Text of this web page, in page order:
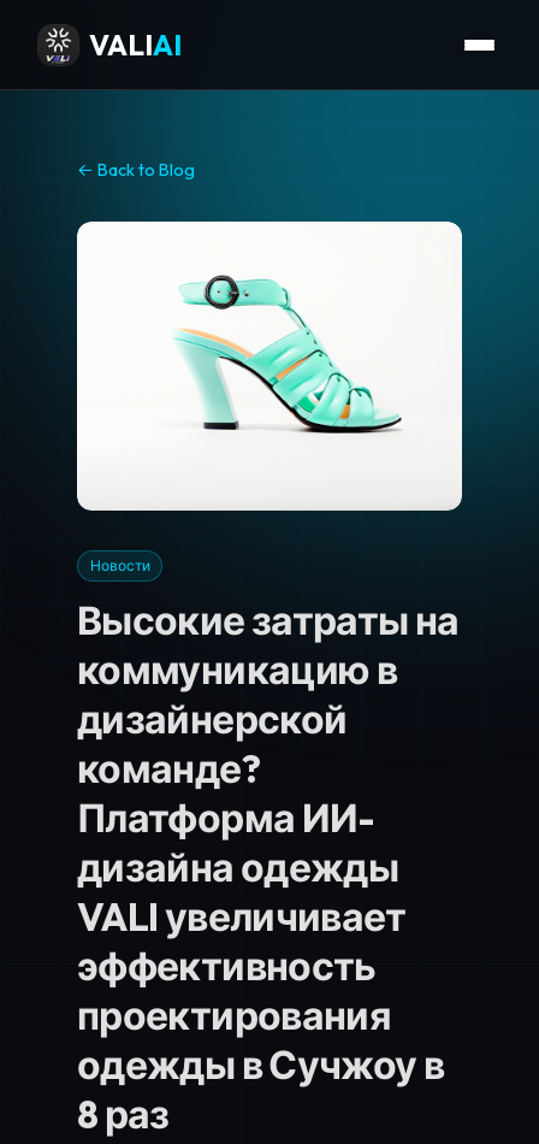
VALIAI
← Back to Blog
Новости
Высокие затраты на
коммуникацию в
дизайнерской
команде?
Платформа ИИ-
дизайна одежды
VALI увеличивает
эффективность
проектирования
одежды в Сучжоу в
8 раз